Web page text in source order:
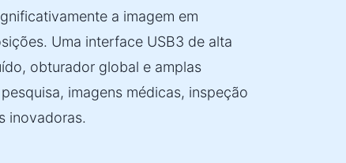
a imagem em
Uma interface USB3 de alta
obturador global e amplas
imagens médicas, inspeção
inovadoras.